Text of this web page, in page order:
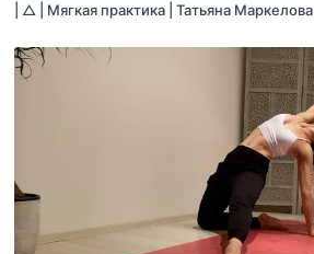
| △ | Мягкая практика | Татьяна Маркелова